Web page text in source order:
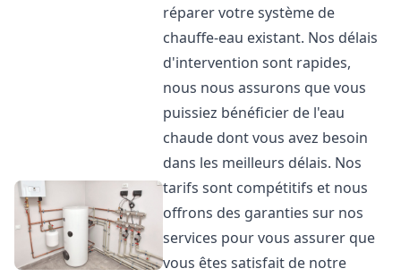
réparer votre système de
chauffe-eau existant. Nos délais
d'intervention sont rapides,
nous nous assurons que vous
puissiez bénéficier de l'eau
chaude dont vous avez besoin
dans les meilleurs délais. Nos
tarifs sont compétitifs et nous
offrons des garanties sur nos
services pour vous assurer que
vous êtes satisfait de notre